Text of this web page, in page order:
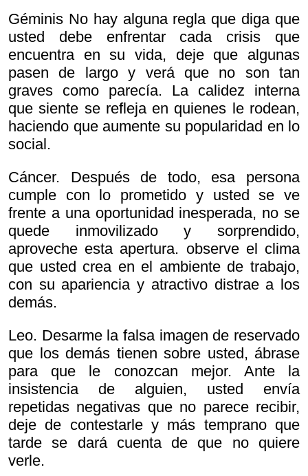
Géminis No hay alguna regla que diga que
usted debe enfrentar cada crisis que
encuentra en su vida, deje que algunas
pasen de largo y verá que no son tan
graves como parecía. La calidez interna
que siente se refleja en quienes le rodean,
haciendo que aumente su popularidad en lo
social.
Cáncer. Después de todo, esa persona
cumple con lo prometido y usted se ve
frente a una oportunidad inesperada, no se
quede inmovilizado y sorprendido,
aproveche esta apertura. observe el clima
que usted crea en el ambiente de trabajo,
con su apariencia y atractivo distrae a los
demás.
Leo. Desarme la falsa imagen de reservado
que los demás tienen sobre usted, ábrase
para que le conozcan mejor. Ante la
insistencia de alguien, usted envía
repetidas negativas que no parece recibir,
deje de contestarle y más temprano que
tarde se dará cuenta de que no quiere
verle.